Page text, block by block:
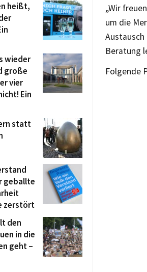
„Wir
um die
Beratung
Folgende
heißt,
wieder
große
vier
Ein
statt
geballte
zerstört
den
in die
geht –